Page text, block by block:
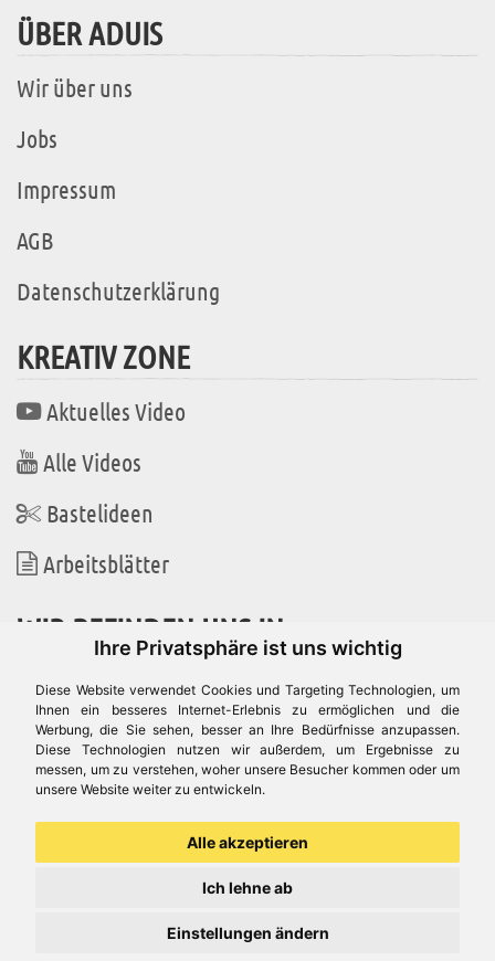
Ihre Privatsphäre ist uns wichtig
Diese Website verwendet Cookies und Targeting Technologien, um
Ihnen ein besseres Internet-Erlebnis zu ermöglichen und die
Werbung, die Sie sehen, besser an Ihre Bedürfnisse anzupassen.
Diese Technologien nutzen wir außerdem, um Ergebnisse zu
messen, um zu verstehen, woher unsere Besucher kommen oder um
unsere Website weiter zu entwickeln.
Alle akzeptieren
Ich lehne ab
Einstellungen ändern
ÜBER ADUIS
Wir über uns
Jobs
Impressum
AGB
Datenschutzerklärung
KREATIV ZONE
Aktuelles Video
Alle Videos
Bastelideen
Arbeitsblätter
WIR BEFINDEN UNS IN
Es gibt uns auch in
© Aduis 1996 - 2026